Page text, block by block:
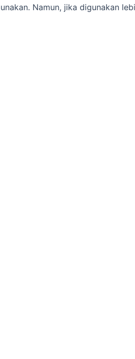
Namun, jika digunakan